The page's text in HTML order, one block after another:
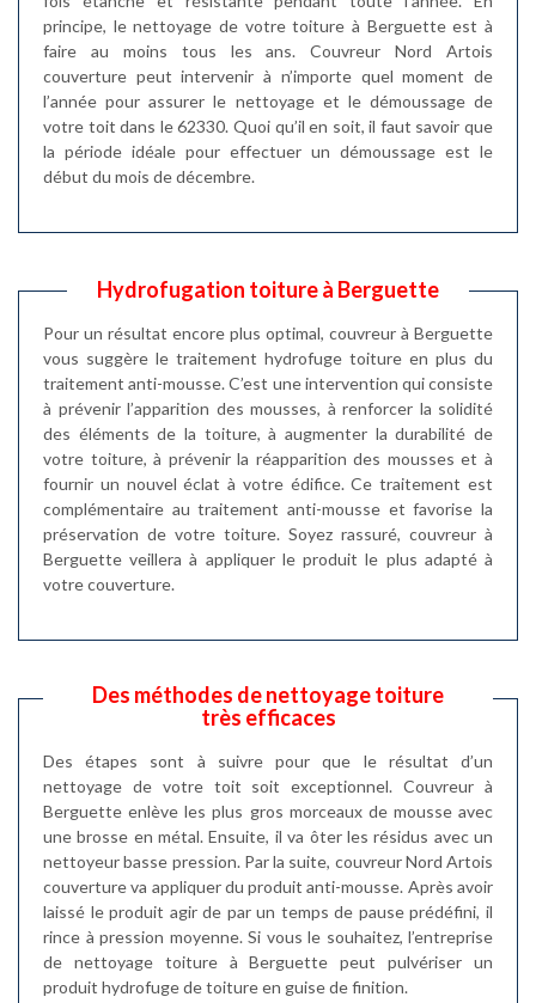
principe, le nettoyage de votre toiture à Berguette est à
faire au moins tous les ans. Couvreur Nord Artois
couverture peut intervenir à n’importe quel moment de
l’année pour assurer le nettoyage et le démoussage de
votre toit dans le 62330. Quoi qu’il en soit, il faut savoir que
la période idéale pour effectuer un démoussage est le
début du mois de décembre.
Hydrofugation toiture à Berguette
Pour un résultat encore plus optimal, couvreur à Berguette
vous suggère le traitement hydrofuge toiture en plus du
traitement anti-mousse. C’est une intervention qui consiste
à prévenir l’apparition des mousses, à renforcer la solidité
des éléments de la toiture, à augmenter la durabilité de
votre toiture, à prévenir la réapparition des mousses et à
fournir un nouvel éclat à votre édifice. Ce traitement est
complémentaire au traitement anti-mousse et favorise la
préservation de votre toiture. Soyez rassuré, couvreur à
Berguette veillera à appliquer le produit le plus adapté à
votre couverture.
Des méthodes de nettoyage toiture
très efficaces
Des étapes sont à suivre pour que le résultat d’un
nettoyage de votre toit soit exceptionnel. Couvreur à
Berguette enlève les plus gros morceaux de mousse avec
une brosse en métal. Ensuite, il va ôter les résidus avec un
nettoyeur basse pression. Par la suite, couvreur Nord Artois
couverture va appliquer du produit anti-mousse. Après avoir
laissé le produit agir de par un temps de pause prédéfini, il
rince à pression moyenne. Si vous le souhaitez, l’entreprise
de nettoyage toiture à Berguette peut pulvériser un
produit hydrofuge de toiture en guise de finition.